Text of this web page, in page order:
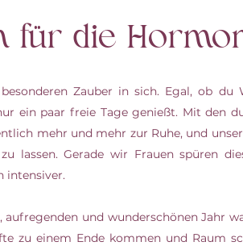
für die
Zauber in sich. Egal, ob du
ein paar freie Tage genießt. Mit den
mehr und mehr zur Ruhe, und
lassen. Gerade wir Frauen spüren
intensiver.
und wunderschönen Jahr
zu einem Ende kommen und Raum